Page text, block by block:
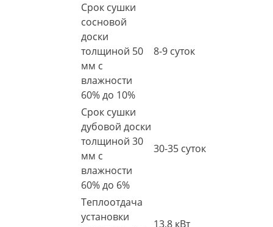
Срок сушки
сосновой
доски
толщиной 50
мм с
влажности
60% до 10%
8-9 суток
Срок сушки
дубовой доски
толщиной 30
мм с
влажности
60% до 6%
30-35 суток
Теплоотдача
установки
13,8 кВт